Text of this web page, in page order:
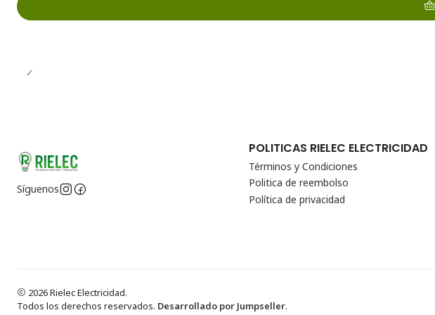
Síguenos
POLITICAS RIELEC ELECTRICIDAD
Términos y Condiciones
Politica de reembolso
Política de privacidad
2026 Rielec Electricidad.
Todos los derechos reservados. Desarrollado por Jumpseller.